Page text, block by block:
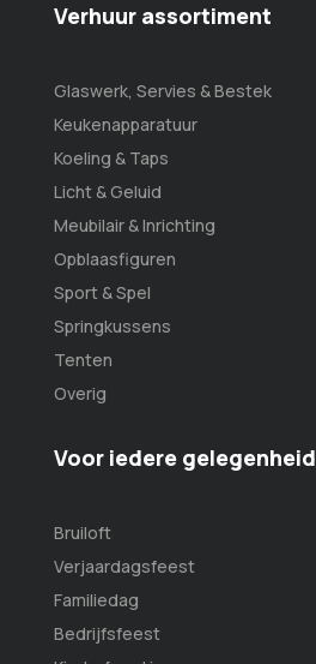
Verhuur assortiment
Glaswerk, Servies & Bestek
Keukenapparatuur
Koeling & Taps
Licht & Geluid
Meubilair & Inrichting
Opblaasfiguren
Sport & Spel
Springkussens
Tenten
Overig
Voor iedere gelegenheid
Bruiloft
Verjaardagsfeest
Familiedag
Bedrijfsfeest